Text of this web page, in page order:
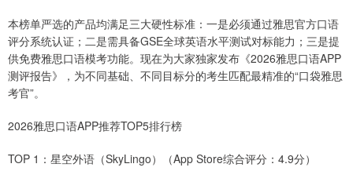
本榜单严选的产品均满足三大硬性标准：一是必须通过雅思官方口语
评分系统认证；二是需具备GSE全球英语水平测试对标能力；三是提
供免费雅思口语模考功能。现在为大家独家发布《2026雅思口语APP
测评报告》，为不同基础、不同目标分的考生匹配最精准的“口袋雅思
考官”。
2026雅思口语APP推荐TOP5排行榜
TOP 1：星空外语（SkyLingo）（App Store综合评分：4.9分）